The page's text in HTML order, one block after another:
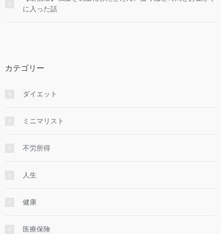
に入った話
カテゴリー
ダイエット
ミニマリスト
不労所得
人生
健康
医療保険